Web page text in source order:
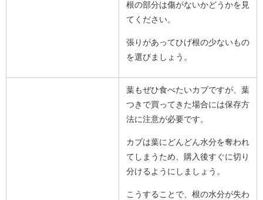
根の部分は傷がないかどうかを見
てください。
張りがあってひげ根の少ないもの
を選びましょう。
葉もぜひ食べたいカブですが、葉
つきで買ってきた場合には保存方
法に注意が必要です。
カブは葉にどんどん水分を奪われ
てしまうため、購入後すぐに切り
分けるようにしましょう。
こうすることで、根の水分が失わ